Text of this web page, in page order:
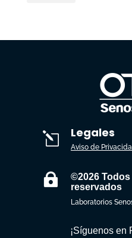
l Legales
Aviso de

©2026
reservados
Laboratorios
¡Síguenos en